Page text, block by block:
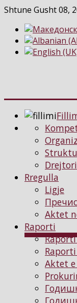
Shtune Gusht 08,
Drejtori
Rregulla
Ligje
Aktet
Raporti
Aktet